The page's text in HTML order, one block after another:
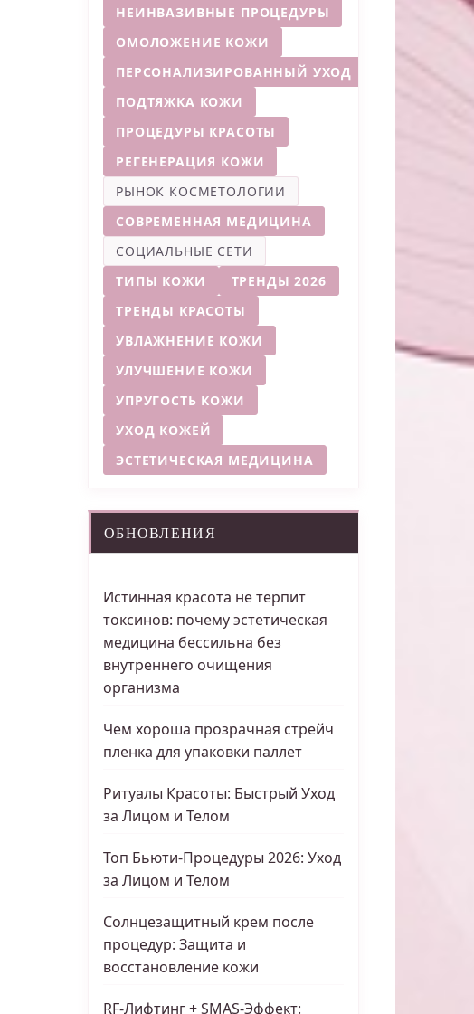
НЕИНВАЗИВНЫЕ ПРОЦЕДУРЫ
ОМОЛОЖЕНИЕ КОЖИ
ПЕРСОНАЛИЗИРОВАННЫЙ УХОД
ПОДТЯЖКА КОЖИ
ПРОЦЕДУРЫ КРАСОТЫ
РЕГЕНЕРАЦИЯ КОЖИ
РЫНОК КОСМЕТОЛОГИИ
СОВРЕМЕННАЯ МЕДИЦИНА
СОЦИАЛЬНЫЕ СЕТИ
ТИПЫ КОЖИ
ТРЕНДЫ 2026
ТРЕНДЫ КРАСОТЫ
УВЛАЖНЕНИЕ КОЖИ
УЛУЧШЕНИЕ КОЖИ
УПРУГОСТЬ КОЖИ
УХОД КОЖЕЙ
ЭСТЕТИЧЕСКАЯ МЕДИЦИНА
ОБНОВЛЕНИЯ
Истинная красота не терпит
токсинов: почему эстетическая
медицина бессильна без
внутреннего очищения
организма
Чем хороша прозрачная стрейч
пленка для упаковки паллет
Ритуалы Красоты: Быстрый Уход
за Лицом и Телом
Топ Бьюти-Процедуры 2026: Уход
за Лицом и Телом
Солнцезащитный крем после
процедур: Защита и
восстановление кожи
RF-Лифтинг + SMAS-Эффект: